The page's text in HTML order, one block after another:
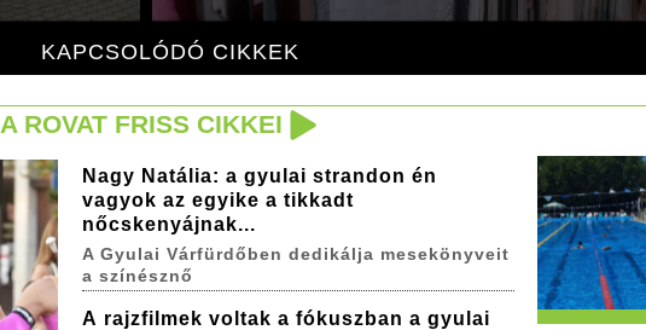
KAPCSOLÓDÓ CIKKEK
A ROVAT FRISS CIKKEI
Nagy Natália: a gyulai strandon én
vagyok az egyike a tikkadt
nőcskenyájnak...
A Gyulai Várfürdőben dedikálja mesekönyveit
a színésznő
A rajzfilmek voltak a fókuszban a gyulai